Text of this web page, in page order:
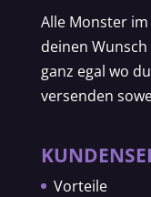
Alle Monster
deinen
ganz egal wo
versenden
Vorteile